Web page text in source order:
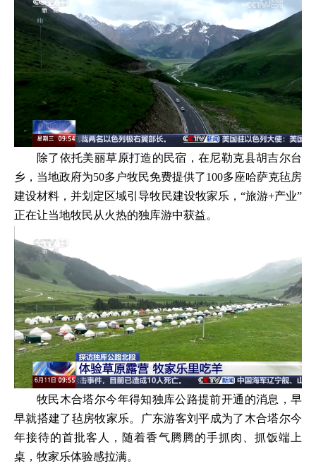
除了依托美丽草原打造的民宿，在尼勒克县胡吉尔台
乡，当地政府为50多户牧民免费提供了100多座哈萨克毡房
建设材料，并划定区域引导牧民建设牧家乐，“旅游+产业”
正在让当地牧民从火热的独库游中获益。
牧民木合塔尔今年得知独库公路提前开通的消息，早
早就搭建了毡房牧家乐。广东游客刘平成为了木合塔尔今
年接待的首批客人，随着香气腾腾的手抓肉、抓饭端上
桌，牧家乐体验感拉满。